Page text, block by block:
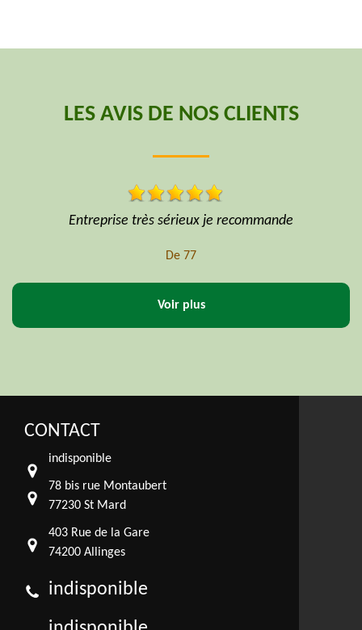
LES AVIS DE NOS CLIENTS
Entreprise très sérieux je recommande
De 77
Voir plus
CONTACT
indisponible
78 bis rue Montaubert
77230 St Mard
403 Rue de la Gare
74200 Allinges
indisponible